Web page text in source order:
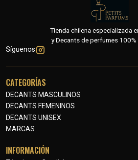
Tienda chilena especializada
y Decants de perfumes 100%
Síguenos
CATEGORÍAS
DECANTS MASCULINOS
DECANTS FEMENINOS
DECANTS UNISEX
MARCAS
INFORMACIÓN